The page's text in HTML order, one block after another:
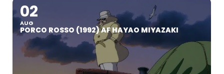
02
AUG
PORCO ROSSO (1992) AF HAYAO MIYAZAKI